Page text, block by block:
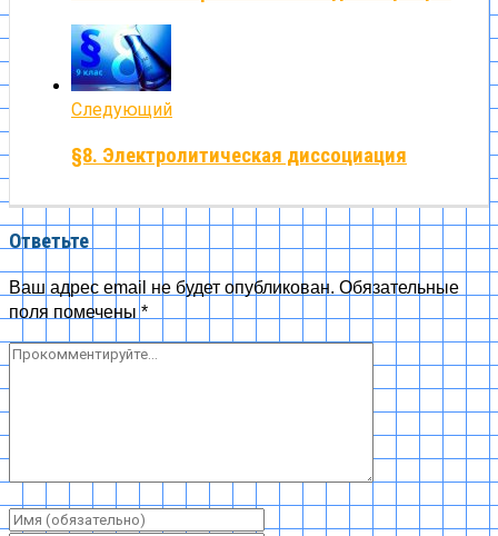
Следующий
§8. Электролитическая диссоциация
Ответьте
Ваш адрес email не будет опубликован. Обязательные
поля помечены *